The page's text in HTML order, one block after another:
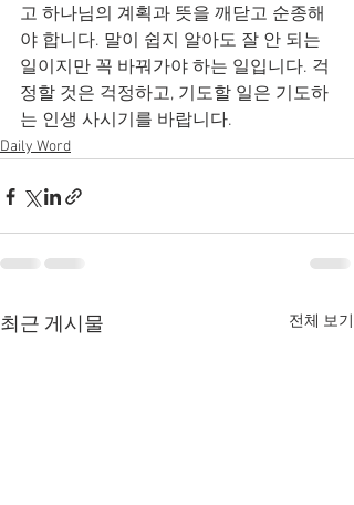
고 하나님의 계획과 뜻을 깨닫고 순종해
야 합니다. 말이 쉽지 알아도 잘 안 되는
일이지만 꼭 바꿔가야 하는 일입니다. 걱
정할 것은 걱정하고, 기도할 일은 기도하
는 인생 사시기를 바랍니다.
Daily Word
최근 게시물 전체 보기